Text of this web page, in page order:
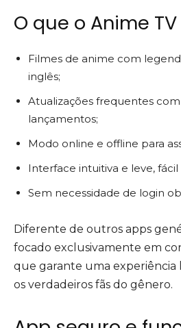
O que o Anime
Filmes de anime com
inglês;
Atualizações frequentes
lançamentos;
Modo online e offline para
Interface intuitiva e leve, fácil
Sem necessidade de login
Diferente de outros apps
focado exclusivamente em
que garante uma experiência
os verdadeiros fãs do gênero.